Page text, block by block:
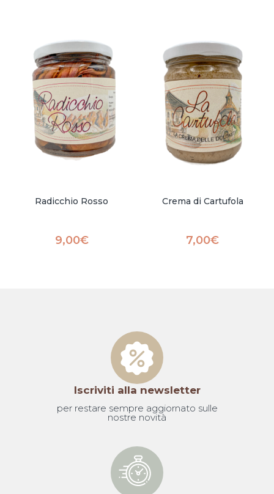
Radicchio Rosso
9,00€
Crema di Cartufola
7,00€
Iscriviti alla newsletter
per restare sempre aggiornato sulle
nostre novità